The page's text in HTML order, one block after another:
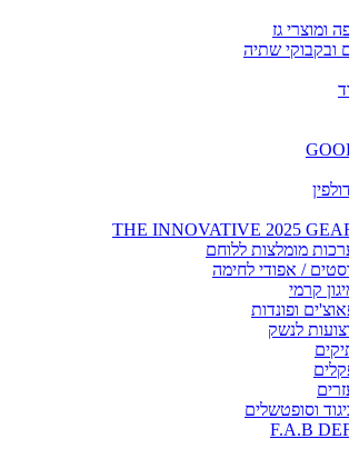
ומוצרי גז
ובקבוקי שתיה
THE INNOVATIVE 2025
מומלצות ללוחם
/ אפודי לחימה
קרמי
ופונדות
לנשק
וסופטשלים
F.A.B